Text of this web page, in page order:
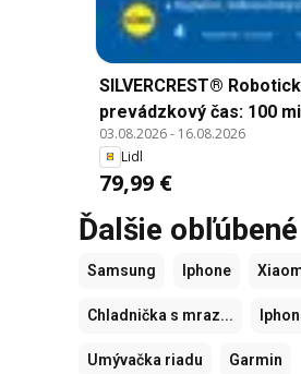
SILVERCREST®
prevádzkový čas: 100
03.08.2026- 16.08.2026
Lidl
79,99 €
Ďalšie
Samsung Iphone
Chladnička s mraz...
Umývačka riadu Garmin